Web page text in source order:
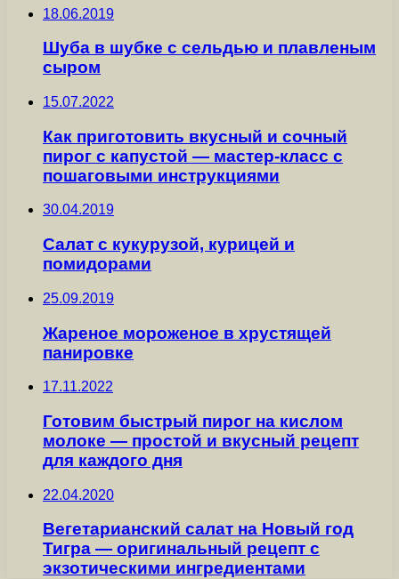
18.06.2019
Шуба в шубке с сельдью и плавленым
сыром
15.07.2022
Как приготовить вкусный и сочный
пирог с капустой — мастер-класс с
пошаговыми инструкциями
30.04.2019
Салат с кукурузой, курицей и
помидорами
25.09.2019
Жареное мороженое в хрустящей
панировке
17.11.2022
Готовим быстрый пирог на кислом
молоке — простой и вкусный рецепт
для каждого дня
22.04.2020
Вегетарианский салат на Новый год
Тигра — оригинальный рецепт с
экзотическими ингредиентами